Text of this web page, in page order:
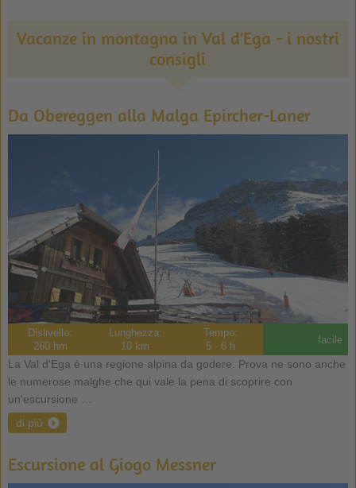
Vacanze in montagna in Val d'Ega - i nostri
consigli
Da Obereggen alla Malga Epircher-Laner
Dislivello:
260 hm
Lunghezza:
10 km
Tempo:
5 - 6 h
facile
La Val d'Ega è una regione alpina da godere. Prova ne sono anche
le numerose malghe che qui vale la pena di scoprire con
un'escursione …
di più
Escursione al Giogo Messner